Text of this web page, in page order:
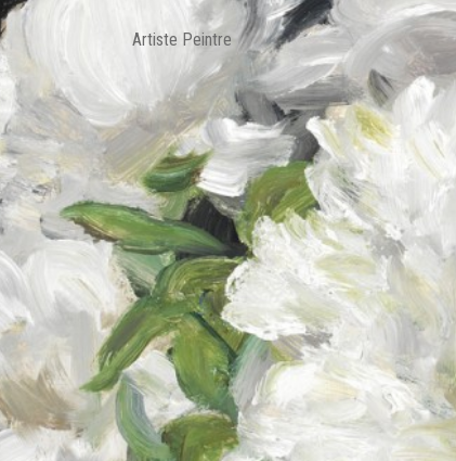
Artiste Peintre